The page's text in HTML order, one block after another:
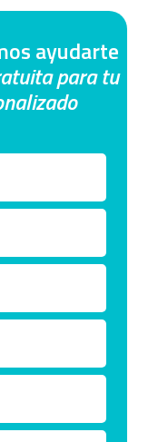
ayudarte
para tu